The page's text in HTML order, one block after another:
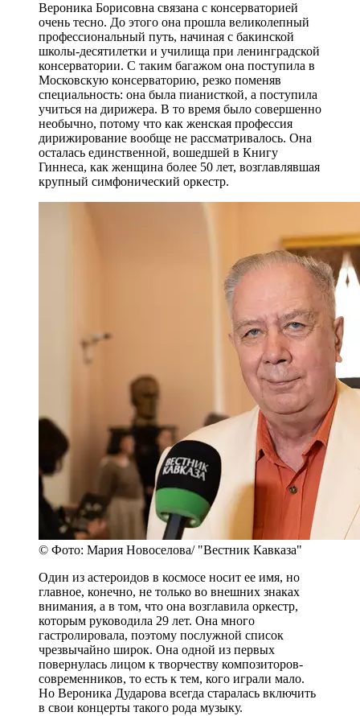
Вероника Борисовна связана с консерваторией
очень тесно. До этого она прошла великолепный
профессиональный путь, начиная с бакинской
школы-десятилетки и училища при ленинградской
консерватории. С таким багажом она поступила в
Московскую консерваторию, резко поменяв
специальность: она была пианисткой, а поступила
учиться на дирижера. В то время было совершенно
необычно, потому что как женская профессия
дирижирование вообще не рассматривалось. Она
осталась единственной, вошедшей в Книгу
Гиннеса, как женщина более 50 лет, возглавлявшая
крупный симфонический оркестр.
© Фото: Мария Новоселова/ "Вестник Кавказа"
Один из астероидов в космосе носит ее имя, но
главное, конечно, не только во внешних знаках
внимания, а в том, что она возглавила оркестр,
которым руководила 29 лет. Она много
гастролировала, поэтому послужной список
чрезвычайно широк. Она одной из первых
повернулась лицом к творчеству композиторов-
современников, то есть к тем, кого играли мало.
Но Вероника Дударова всегда старалась включить
в свои концерты такого рода музыку.